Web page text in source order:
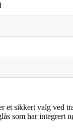
et sikkert valg ved
som har integrert